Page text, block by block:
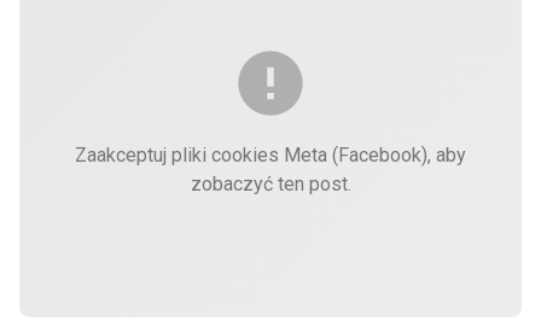
Zaakceptuj pliki cookies Meta (Facebook), aby
zobaczyć ten post.